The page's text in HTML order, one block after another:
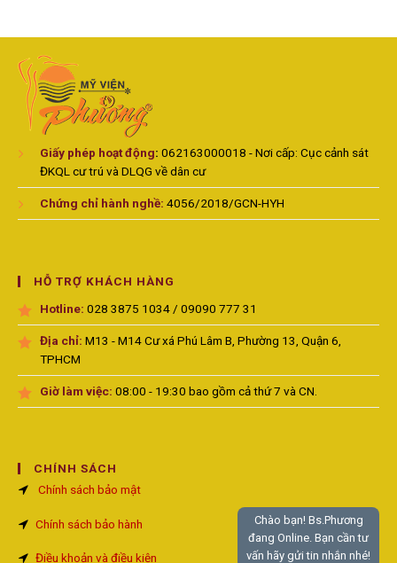
Giấy phép hoạt động: 062163000018 - Nơi cấp: Cục cảnh sát
ĐKQL cư trú và DLQG về dân cư
Chứng chỉ hành nghề: 4056/2018/GCN-HYH
HỖ TRỢ KHÁCH HÀNG
Hotline: 028 3875 1034 / 09090 777 31
Địa chỉ: M13 - M14 Cư xá Phú Lâm B, Phường 13, Quận 6,
TPHCM
Giờ làm việc: 08:00 - 19:30 bao gồm cả thứ 7 và CN.
CHÍNH SÁCH
Chính sách bảo mật
Chính sách bảo hành
Điều khoản và điều kiện
Chào bạn! Bs.Phương
đang Online. Bạn cần tư
vấn hãy gửi tin nhắn nhé!